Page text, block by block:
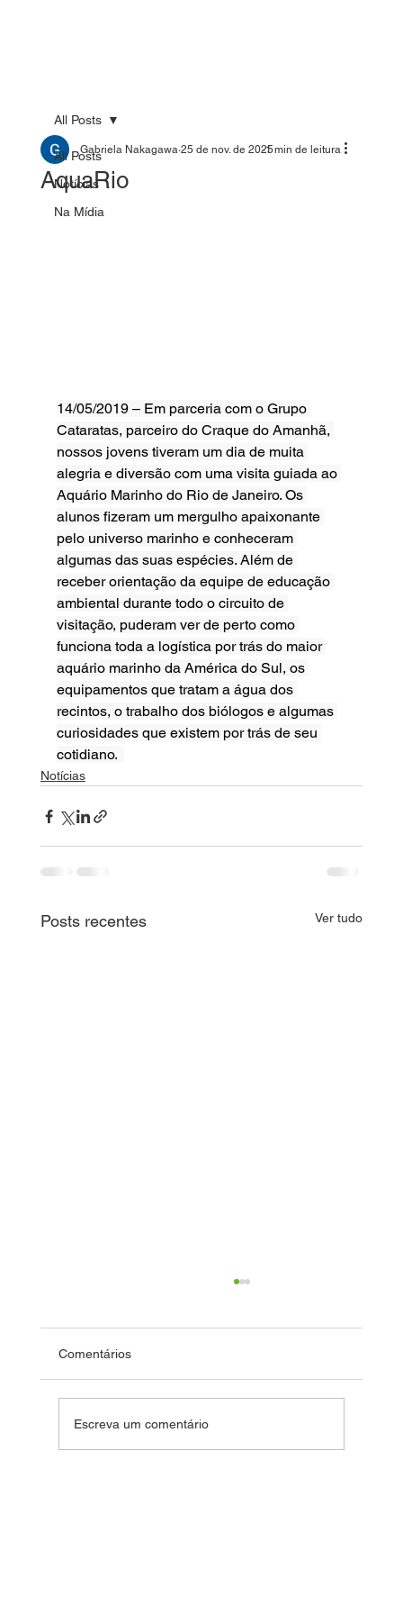
All Posts
Notícias
Na Mídia
All Posts
AquaRio
Gabriela Nakagawa 25 de nov. de 20251 min de leitura
14/05/2019 – Em parceria com o Grupo
Cataratas, parceiro do Craque do Amanhã,
nossos jovens tiveram um dia de muita
alegria e diversão com uma visita guiada ao
Aquário Marinho do Rio de Janeiro. Os
alunos fizeram um mergulho apaixonante
pelo universo marinho e conheceram
algumas das suas espécies. Além de
receber orientação da equipe de educação
ambiental durante todo o circuito de
visitação, puderam ver de perto como
funciona toda a logística por trás do maior
aquário marinho da América do Sul, os
equipamentos que tratam a água dos
recintos, o trabalho dos biólogos e algumas
curiosidades que existem por trás de seu
cotidiano.
Notícias
Posts recentes Ver tudo
Comentários
Escreva um comentário